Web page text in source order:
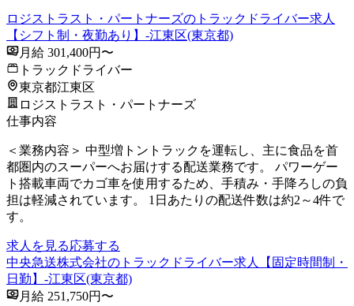
ロジストラスト・パートナーズのトラックドライバー求人
【シフト制・夜勤あり】-江東区(東京都)
月給 301,400円〜
トラックドライバー
東京都江東区
ロジストラスト・パートナーズ
仕事内容
＜業務内容＞ 中型増トントラックを運転し、主に食品を首
都圏内のスーパーへお届けする配送業務です。 パワーゲー
ト搭載車両でカゴ車を使用するため、手積み・手降ろしの負
担は軽減されています。 1日あたりの配送件数は約2～4件で
す。
求人を見る応募する
中央急送株式会社のトラックドライバー求人【固定時間制・
日勤】-江東区(東京都)
月給 251,750円〜